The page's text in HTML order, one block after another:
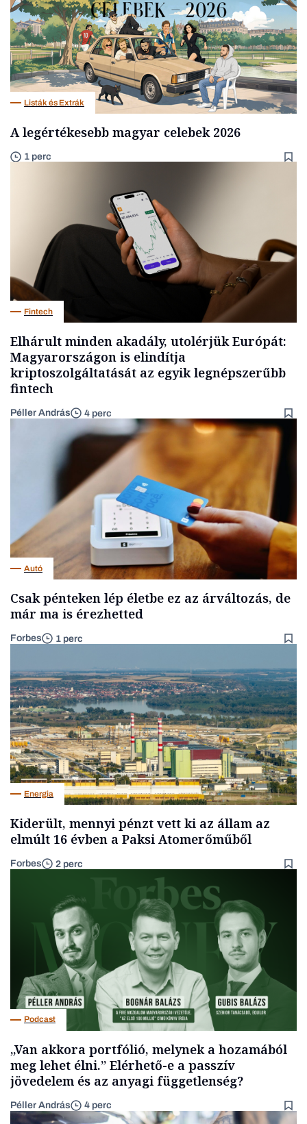
Listák és Extrák
A legértékesebb magyar celebek 2026
1 perc
Fintech
Elhárult minden akadály, utolérjük Európát:
Magyarországon is elindítja
kriptoszolgáltatását az egyik legnépszerűbb
fintech
Péller András 4 perc
Autó
Csak pénteken lép életbe ez az árváltozás, de
már ma is érezhetted
Forbes 1 perc
Energia
Kiderült, mennyi pénzt vett ki az állam az
elmúlt 16 évben a Paksi Atomerőműből
Forbes 2 perc
Podcast
„Van akkora portfólió, melynek a hozamából
meg lehet élni.” Elérhető-e a passzív
jövedelem és az anyagi függetlenség?
Péller András 4 perc